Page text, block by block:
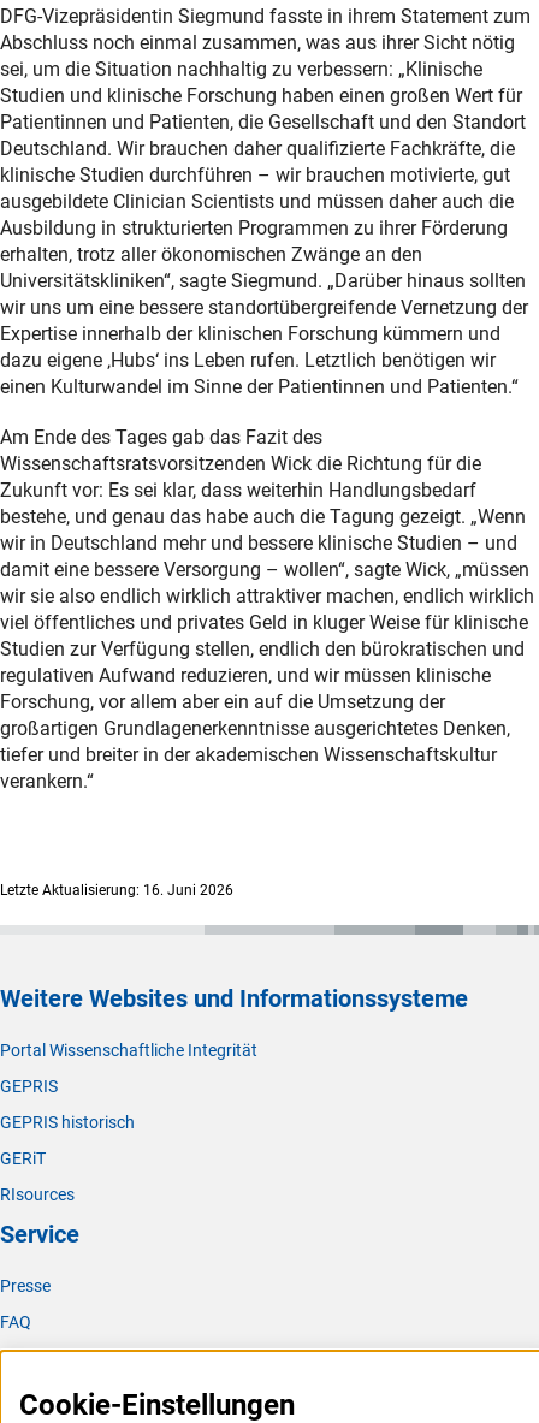
DFG-Vizepräsidentin Siegmund fasste in ihrem Statement zum
Abschluss noch einmal zusammen, was aus ihrer Sicht nötig
sei, um die Situation nachhaltig zu verbessern: „Klinische
Studien und klinische Forschung haben einen großen Wert für
Patientinnen und Patienten, die Gesellschaft und den Standort
Deutschland. Wir brauchen daher qualifizierte Fachkräfte, die
klinische Studien durchführen – wir brauchen motivierte, gut
ausgebildete Clinician Scientists und müssen daher auch die
Ausbildung in strukturierten Programmen zu ihrer Förderung
erhalten, trotz aller ökonomischen Zwänge an den
Universitätskliniken“, sagte Siegmund. „Darüber hinaus sollten
wir uns um eine bessere standortübergreifende Vernetzung der
Expertise innerhalb der klinischen Forschung kümmern und
dazu eigene ‚Hubs‘ ins Leben rufen. Letztlich benötigen wir
einen Kulturwandel im Sinne der Patientinnen und Patienten.“
Am Ende des Tages gab das Fazit des
Wissenschaftsratsvorsitzenden Wick die Richtung für die
Zukunft vor: Es sei klar, dass weiterhin Handlungsbedarf
bestehe, und genau das habe auch die Tagung gezeigt. „Wenn
wir in Deutschland mehr und bessere klinische Studien – und
damit eine bessere Versorgung – wollen“, sagte Wick, „müssen
wir sie also endlich wirklich attraktiver machen, endlich wirklich
viel öffentliches und privates Geld in kluger Weise für klinische
Studien zur Verfügung stellen, endlich den bürokratischen und
regulativen Aufwand reduzieren, und wir müssen klinische
Forschung, vor allem aber ein auf die Umsetzung der
großartigen Grundlagenerkenntnisse ausgerichtetes Denken,
tiefer und breiter in der akademischen Wissenschaftskultur
verankern.“
Letzte Aktualisierung: 16. Juni 2026
Weitere Websites und Informationssysteme
Portal Wissenschaftliche Integrität
GEPRIS
GEPRIS historisch
GERiT
RIsources
Service
Presse
FAQ
Karriere
Logo und Corporate Design
Cookie-Einstellungen